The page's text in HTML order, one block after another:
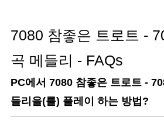
7080 참좋은 트로트 -
곡 메들리 - FAQs
PC에서 7080 참좋은 트로트 -
들리을(를) 플레이 하는 방법?